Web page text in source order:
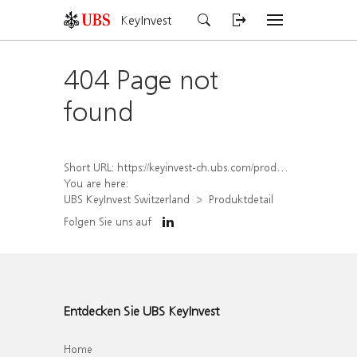
KeyInvest
404 Page not
found
Short URL: https://keyinvest-ch.ubs.com/produkt/detail/index/isin/CH1572295827
You are here:
UBS KeyInvest Switzerland
Produktdetail
Folgen Sie uns auf
Entdecken Sie UBS KeyInvest
Home